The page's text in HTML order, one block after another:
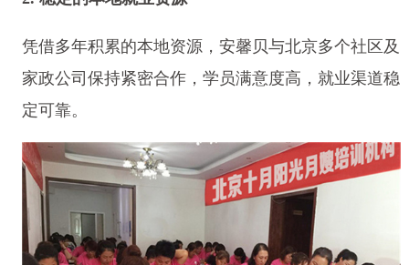
凭借多年积累的本地资源，安馨贝与北京多个社区及
家政公司保持紧密合作，学员满意度高，就业渠道稳
定可靠。